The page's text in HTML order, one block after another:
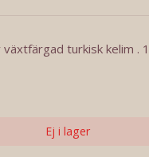
turkisk kelim .
Ej i lager